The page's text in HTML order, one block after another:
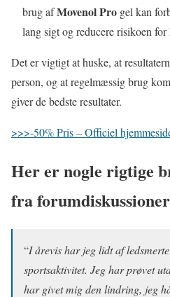
brug afMovenol Pro gel kan
lang sigt og reducere risikoen for
Det er vigtigt at huske, at
person, og at regelmæssig brug
giver de bedste resultater.
>>>-50% Pris – Officiel
Her er nogle rigtige
fra
“I årevis har jeg lidt af
sportsaktivitet. Jeg har prøvet
har givet mig den lindring, jeg